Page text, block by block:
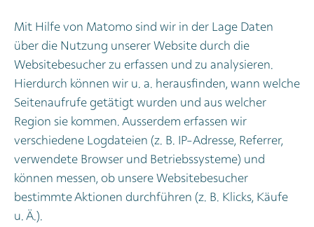
Mit Hilfe von Matomo sind wir in der Lage Daten
über die Nutzung unserer Website durch die
Websitebesucher zu erfassen und zu analysieren.
Hierdurch können wir u. a. herausfinden, wann welche
Seitenaufrufe getätigt wurden und aus welcher
Region sie kommen. Ausserdem erfassen wir
verschiedene Logdateien (z. B. IP-Adresse, Referrer,
verwendete Browser und Betriebssysteme) und
können messen, ob unsere Websitebesucher
bestimmte Aktionen durchführen (z. B. Klicks, Käufe
u. Ä.).